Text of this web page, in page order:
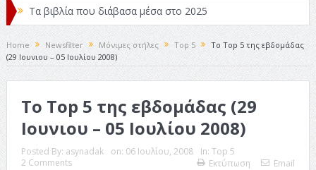
Τα βιβλία που διάβασα μέσα στο 2025
Κριτικές ταινιών: Ο Ντι Κάπριο και ο Λάνθιμος
Σχεδιασμός που «Μιλάει» Χωρίς Λέξεις
Το Top 5 της εβδομάδας #517
Home Newsfilter Μόνιμες στήλες Top 5
Το Top 5 της εβδομάδας
(29 Ιουνιου – 05 Ιουλίου 2008)
Το Top 5 της εβδομάδας (29
Ιουνιου – 05 Ιουλίου 2008)
Posted By: asynadak on: 06 Ιουλίου, 2008 In: Top 5
2 Comments
Εκτύπωση Email